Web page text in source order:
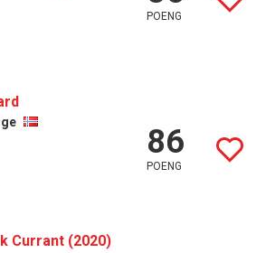
POENG
86
POENG
Currant (2020)